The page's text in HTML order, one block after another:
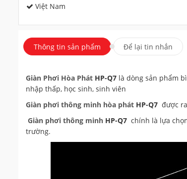
Việt Nam
Thông tin sản phẩm Để lại tin nhắn
Giàn Phơi Hòa Phát HP-Q7 là dòng sản phẩm
nhập thấp, học sinh, sinh viên
Giàn phơi thông minh hòa phát HP-Q7 được
Giàn phơi thông minh HP-Q7 chính là lựa
trường.